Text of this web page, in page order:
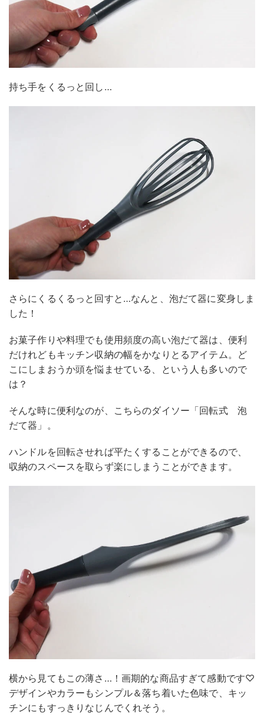
持ち手をくるっと回し…
さらにくるくるっと回すと…なんと、泡だて器に変身しま
した！
お菓子作りや料理でも使用頻度の高い泡だて器は、便利
だけれどもキッチン収納の幅をかなりとるアイテム。ど
こにしまおうか頭を悩ませている、という人も多いので
は？
そんな時に便利なのが、こちらのダイソー「回転式 泡
だて器」。
ハンドルを回転させれば平たくすることができるので、
収納のスペースを取らず楽にしまうことができます。
横から見てもこの薄さ…！画期的な商品すぎて感動です♡
デザインやカラーもシンプル＆落ち着いた色味で、キッ
チンにもすっきりなじんでくれそう。